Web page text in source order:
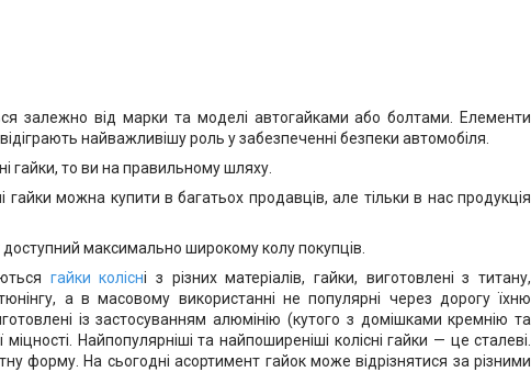
залежно від марки та моделі автогайками або болтами. Елементи
найважливішу роль у забезпеченні безпеки автомобіля.
гайки, то ви на правильному шляху.
гайки можна купити в багатьох продавців, але тільки в нас продукція
максимально широкому колу покупців.
гайки колісні з різних матеріалів, гайки, виготовлені з титану,
а в масовому використанні не популярні через дорогу їхню
із застосуванням алюмінію (кутого з домішками кремнію та
Найпопулярніші та найпоширеніші колісні гайки — це сталеві.
форму. На сьогодні асортимент гайок може відрізнятися за різними